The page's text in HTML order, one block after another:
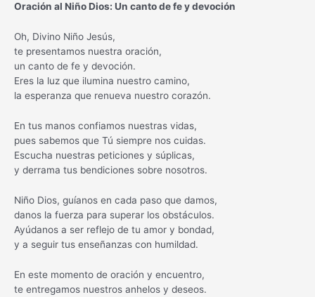
Oración al Niño Dios: Un canto de fe y devoción
Oh, Divino Niño Jesús,
te presentamos nuestra oración,
un canto de fe y devoción.
Eres la luz que ilumina nuestro camino,
la esperanza que renueva nuestro corazón.
En tus manos confiamos nuestras vidas,
pues sabemos que Tú siempre nos cuidas.
Escucha nuestras peticiones y súplicas,
y derrama tus bendiciones sobre nosotros.
Niño Dios, guíanos en cada paso que damos,
danos la fuerza para superar los obstáculos.
Ayúdanos a ser reflejo de tu amor y bondad,
y a seguir tus enseñanzas con humildad.
En este momento de oración y encuentro,
te entregamos nuestros anhelos y deseos.